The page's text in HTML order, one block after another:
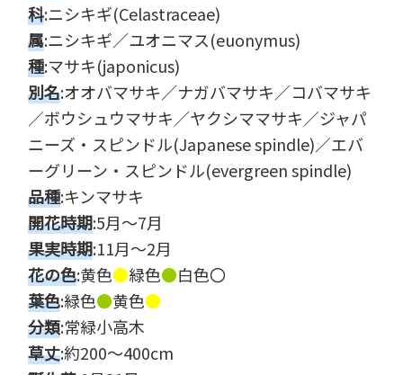
科:ニシキギ(Celastraceae)
属:ニシキギ／ユオニマス(euonymus)
種:マサキ(japonicus)
別名:オオバマサキ／ナガバマサキ／コバマサキ
／ボウシュウマサキ／ヤクシママサキ／ジャパ
ニーズ・スピンドル(Japanese spindle)／エバ
ーグリーン・スピンドル(evergreen spindle)
品種:キンマサキ
開花時期:5月～7月
果実時期:11月～2月
花の色:黄色●緑色●白色〇
葉色:緑色●黄色●
分類:常緑小高木
草丈:約200～400cm